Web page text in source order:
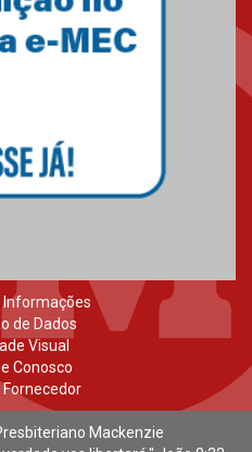
Informações
de Dados
Visual
Conosco
Mackenzie